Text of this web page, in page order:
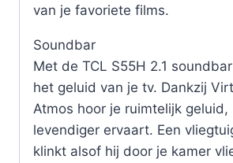
van je favoriete films.
Soundbar
Met de TCL S55H 2.1
het geluid van je tv. Dankzij
Atmos hoor je ruimtelijk
levendiger ervaart. Een
klinkt alsof hij door je kamer